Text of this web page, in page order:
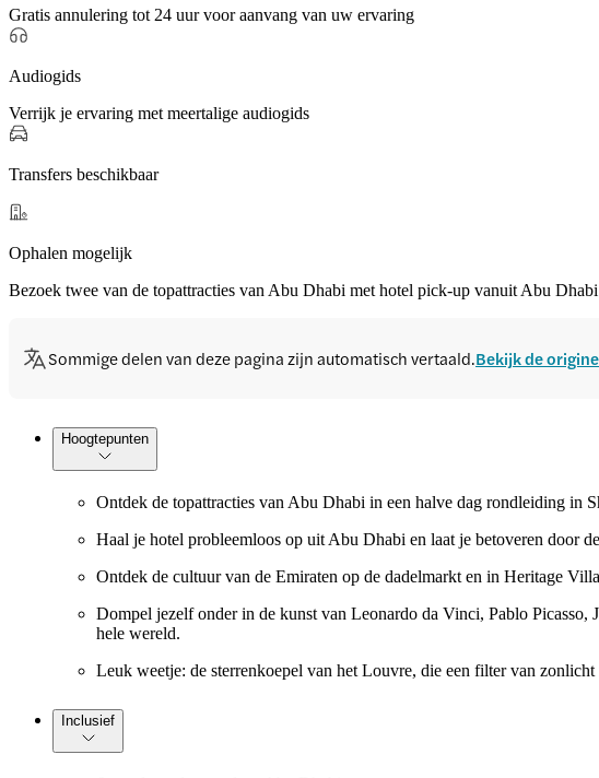
Gratis annulering tot 24 uur voor aanvang van uw ervaring
Audiogids
Verrijk je ervaring met meertalige audiogids
Transfers beschikbaar
Ophalen mogelijk
Bezoek twee van de topattracties van Abu Dhabi met hotel pick-up vanuit Abu
Sommige delen van deze pagina zijn automatisch vertaald.Bekijk de
Hoogtepunten
Ontdek de topattracties van Abu Dhabi in een halve dag rondleiding in
Haal je hotel probleemloos op uit Abu Dhabi en laat je betoveren door
Ontdek de cultuur van de Emiraten op de dadelmarkt en in Heritage
Dompel jezelf onder in de kunst van Leonardo da Vinci, Pablo
hele wereld.
Leuk weetje: de sterrenkoepel van het Louvre, die een filter van
Inclusief